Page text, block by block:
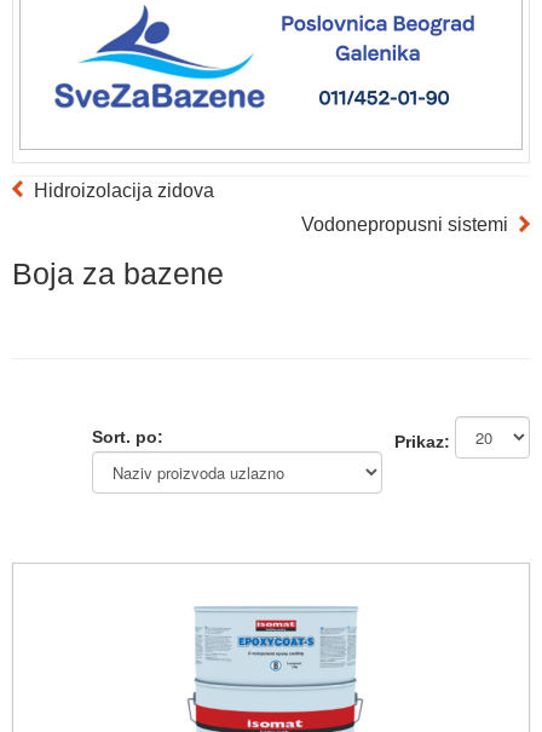
Hidroizolacija zidova
Vodonepropusni sistemi
Boja za bazene
Prikaz:
Sort. po: